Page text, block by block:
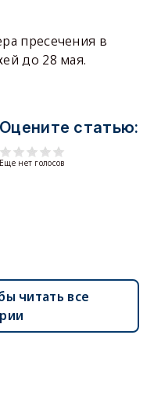
пресечения в
до 28 мая.
Оцените статью:
Еще нет голосов
читать все